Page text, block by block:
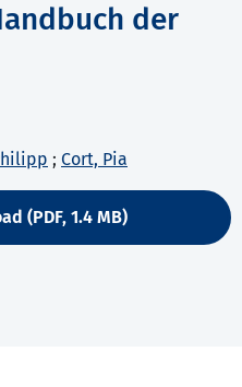
der
; Cort, Pia
(PDF, 1.4 MB)